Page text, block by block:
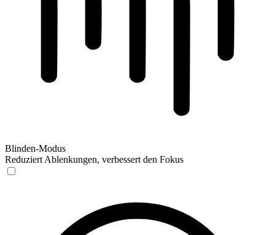
Blinden-Modus
Reduziert Ablenkungen, verbessert den Fokus